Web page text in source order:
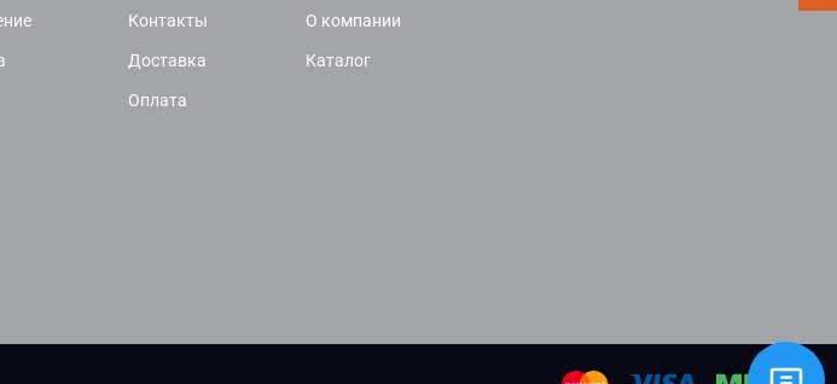
Контакты
Доставка
Оплата
О компании
Каталог